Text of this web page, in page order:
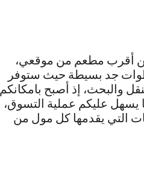
أقرب مطعم من موقعي،
جد بسيطة حيث ستوفر
والبحث، إذ أصبح بامكانكم
يسهل عليكم عملية التسوق،
التي يقدمها كل مول من